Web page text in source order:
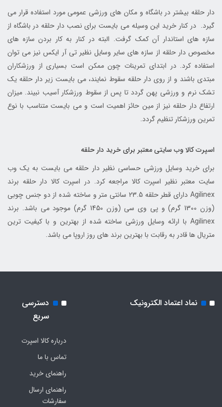
دار حلقه بیشتر در باشگاه و مکان های ورزشی عمومی مورد استفاده قرار می
گیرد. در کنار خرید این وسیله می بایست برای نصب دار حلقه در باشگاه از
سازه های استاندار آن کمک گرفت. البته در کنار به کار بردن سازه های
مخصوص دار حلقه از سازه های سایر وسایل نظیر تی آر ایکس نیز می توان
استفاده کرد. در ابتدای تمرینات چون ممکن است بسیاری از ورزشکاران
مبتدی باشند و از روی دار حلقه سقوط نمایند، می بایست زیر دار حلقه یک
تشک نرم و ورزشی پهن گردد تا پس از سقوط ورزشکار آسیب نبیند. میزان
ارتفاع دار حلقه نیز از مین حائز اهمیت است و می بایست متناسب با نوع
تمرین ورزشکار تنظیم گردد.
اسپرت کالا وب سایتی معتبر برای خرید دار حلقه
برای خرید وسایل ورزشی حساسی نظیر دار حلقه می بایست به یک وب
سایت معتبر نظیر اسپرت کالا مراجعه کرد. در اسپرت کالا دار حلقه برند
Agilinex دارای قطر حلقه 23.5 سانتی متر و ساخته شده از دو جنس چوبی
(وزن 1300 گرم) و پی وی سی (وزن 1450 گرم) موجود می باشد. برند
Agilinex با ارائه وسایل ورزشی ساخته شده از بهترین و با کیفیت ترین
متریال ها قادر به رقابت با بهترین برند های روز اروپا می باشد.
نماد اعتماد الکترونیک
دسترسی
سریع
درباره کالا اسپرت
تماس با ما
راهنمای خرید
راهنمای ارسال
سفارشات